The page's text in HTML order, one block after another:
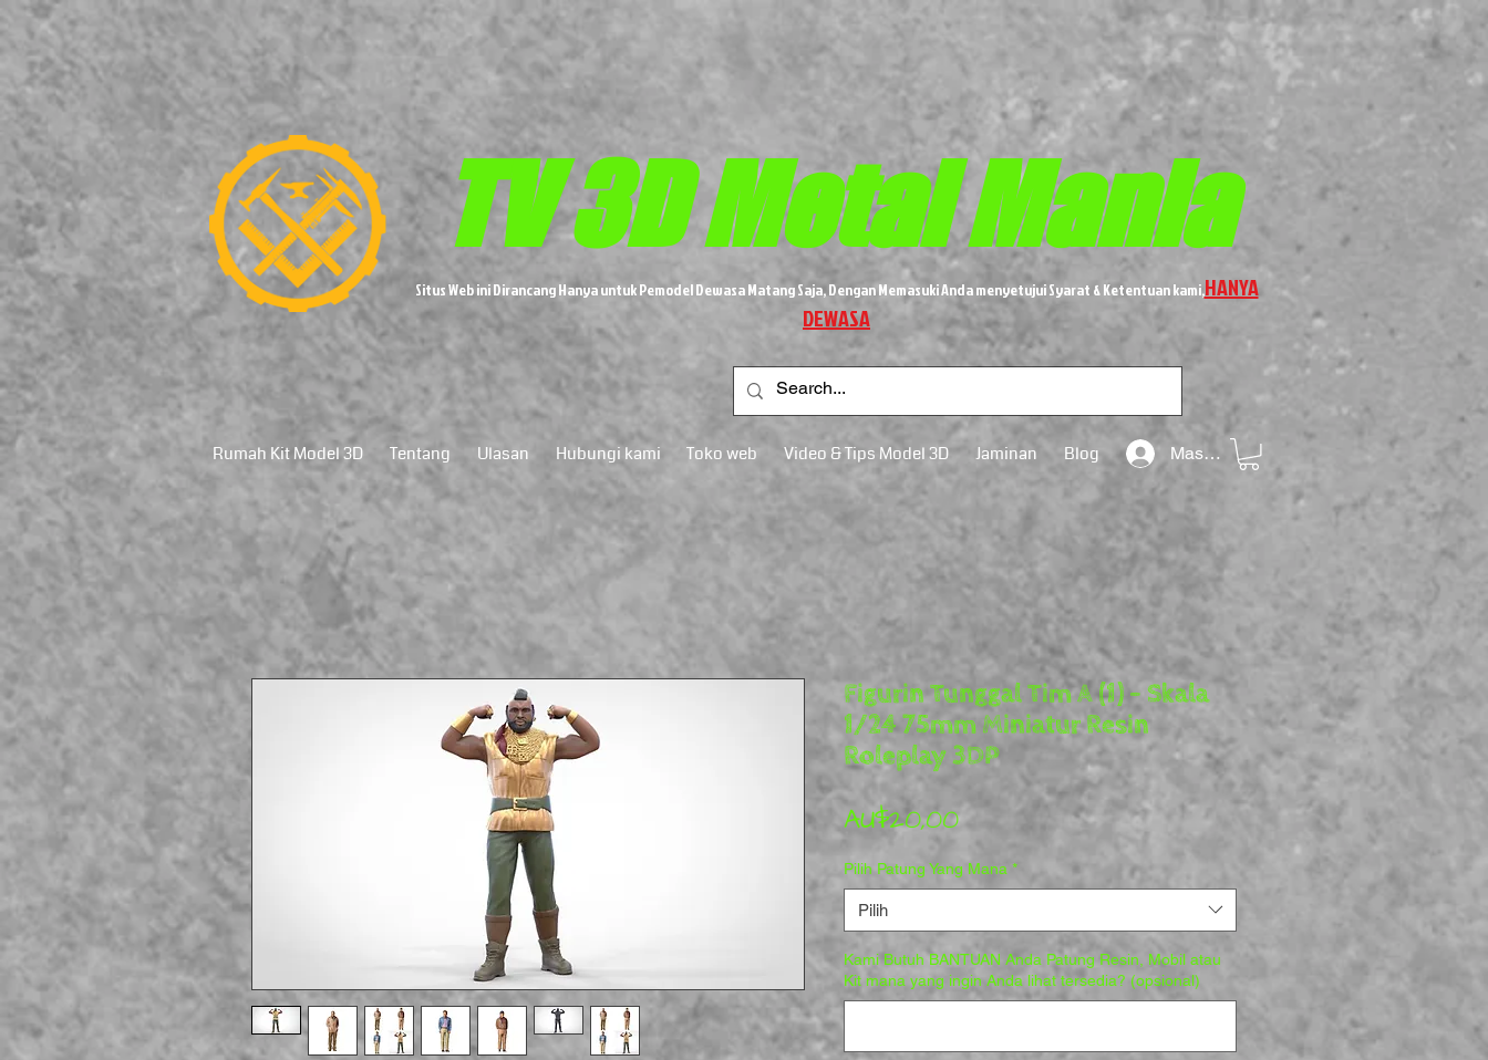
TV 3DMetalMania
Situs Web ini Dirancang Hanya untuk Pemodel Dewasa Matang Saja, Dengan Memasuki Anda menyetujui Syarat & Ketentuan kami,HANYA
DEWASA
Rumah Kit Model 3D Tentang Ulasan Hubungi kami Toko web Video & Tips Model 3D Jaminan Blog Masuk
Figurin Tunggal Tim A (1) - Skala
1/24 75mm Miniatur Resin
Roleplay 3DP
AU$20,00Harga
Pilih Patung Yang Mana *
Pilih
Kami Butuh BANTUAN Anda Patung Resin, Mobil atau
Kit mana yang ingin Anda lihat tersedia? (opsional)